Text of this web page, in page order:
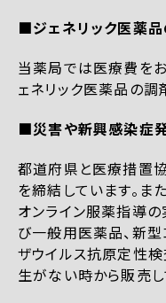
■ジェネリック医薬
当薬局では医療費を
ェネリック医薬品の調
■災害や新興感染症
都道府県と医療措置
を締結しています。ま
オンライン服薬指導
び一般用医薬品、新
ザウイルス抗原定性
生がない時から販売し